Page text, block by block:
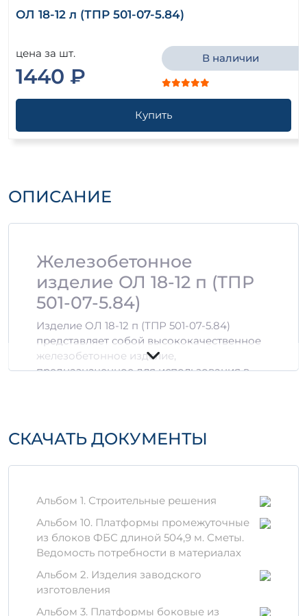
ОЛ 18-12 л (ТПР 501-07-5.84)
цена за шт.
1440 ₽
В наличии
Купить
ОПИСАНИЕ
Железобетонное
изделие ОЛ 18-12 п (ТПР
501-07-5.84)
Изделие ОЛ 18-12 п (ТПР 501-07-5.84)
представляет собой высококачественное
железобетонное изделие,
предназначенное для использования в
эксплуатационные характеристики, что
делает его идеальным выбором для
характеристики
Объем:0,09 м³; 0,2513 м³
бетон, стальная арматура
Параметры прочности:
высокая
устойчивость к нагрузкам
Преимущества
СКАЧАТЬ ДОКУМЕНТЫ
Альбом 1. Строительные решения
Альбом 10. Платформы промежуточные
из блоков ФБС длиной 504,9 м. Сметы.
Ведомость потребности в материалах
Альбом 2. Изделия заводского
изготовления
Альбом 3. Платформы боковые из